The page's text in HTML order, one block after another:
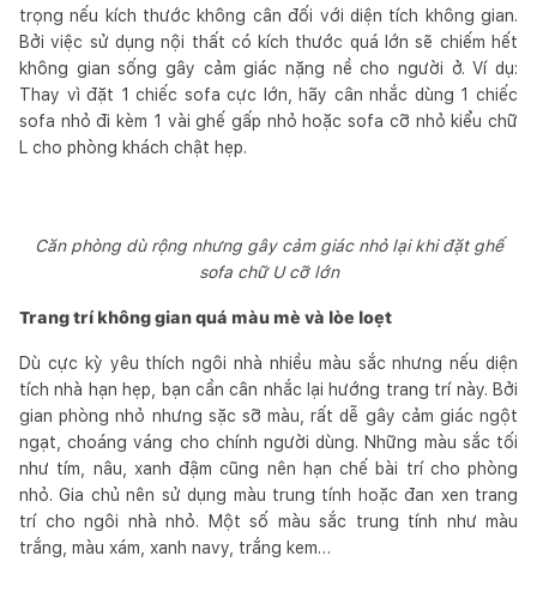
trọng nếu kích thước không cân đối với diện tích không gian.
Bởi việc sử dụng nội thất có kích thước quá lớn sẽ chiếm hết
không gian sống gây cảm giác nặng nề cho người ở. Ví dụ:
Thay vì đặt 1 chiếc sofa cực lớn, hãy cân nhắc dùng 1 chiếc
sofa nhỏ đi kèm 1 vài ghế gấp nhỏ hoặc sofa cỡ nhỏ kiểu chữ
L cho phòng khách chật hẹp.
Căn phòng dù rộng nhưng gây cảm giác nhỏ lại khi đặt ghế
sofa chữ U cỡ lớn
Trang trí không gian quá màu mè và lòe loẹt
Dù cực kỳ yêu thích ngôi nhà nhiều màu sắc nhưng nếu diện
tích nhà hạn hẹp, bạn cần cân nhắc lại hướng trang trí này. Bởi
gian phòng nhỏ nhưng sặc sỡ màu, rất dễ gây cảm giác ngột
ngạt, choáng váng cho chính người dùng. Những màu sắc tối
như tím, nâu, xanh đậm cũng nên hạn chế bài trí cho phòng
nhỏ. Gia chủ nên sử dụng màu trung tính hoặc đan xen trang
trí cho ngôi nhà nhỏ. Một số màu sắc trung tính như màu
trắng, màu xám, xanh navy, trắng kem…